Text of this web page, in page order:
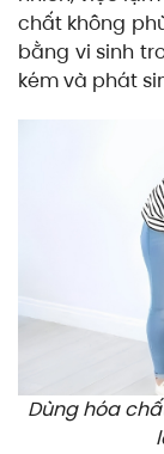
chất không
bằng vi sinh
kém và phát
Dùng hóa